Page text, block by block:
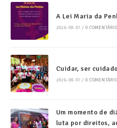
A Lei Maria da
2026-08-07 / 0 COMENTÁRIO
Cuidar, ser
2026-08-07 / 0 COMENTÁRIO
Um momento de
luta por direitos,